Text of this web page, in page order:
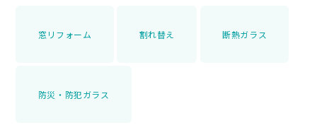
窓リフォーム 割れ替え 断熱ガラス
防災・防犯ガラス